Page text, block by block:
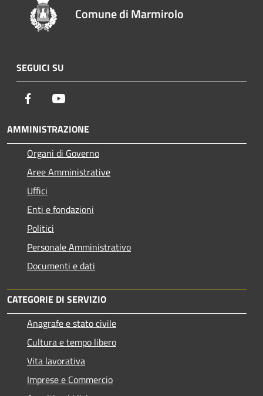
Comune di Marmirolo
SEGUICI SU
Facebook
AMMINISTRAZIONE
Organi di Governo
Aree Amministrative
Uffici
Enti e fondazioni
Politici
Personale Amministrativo
Documenti e dati
CATEGORIE DI SERVIZIO
Anagrafe e stato civile
Cultura e tempo libero
Vita lavorativa
Imprese e Commercio